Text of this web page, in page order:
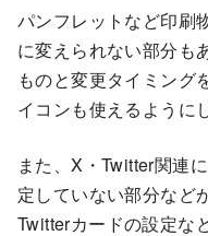
パンフレットなど印刷
に変えられない部分も
ものと変更タイミング
イコンも使えるように
また、X・Twitter関連
定していない部分など
Twitterカードの設定な